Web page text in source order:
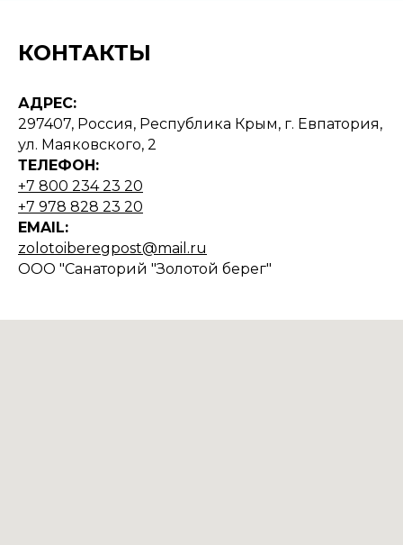
КОНТАКТЫ
АДРЕС:
297407, Россия, Республика Крым, г. Евпатория,
ул. Маяковского, 2
ТЕЛЕФОН:
+7 800 234 23 20
+7 978 828 23 20
EMAIL:
zolotoiberegpost@mail.ru
ООО "Санаторий "Золотой берег"